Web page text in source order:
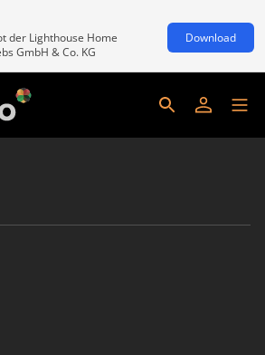
der Lighthouse Home
GmbH & Co. KG
Download